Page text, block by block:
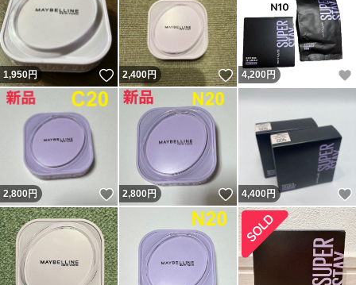
1,950円 いいね！
2,400円 いいね！
4,200 円
2,800円 いいね！
2,800円 いいね！
4,400円